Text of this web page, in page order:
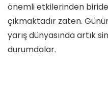
önemli etkilerinden
çıkmaktadır zaten.
yarış dünyasında artık
durumdalar.